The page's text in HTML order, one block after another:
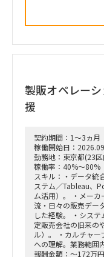
■ 担当いただくポジ
身の企画検討」
単なる進捗管理（事
IT（AI）の両面から
■ 具体的な業務内容
富裕層向けセグメン
経営・役員クラスに
のディスカッション
「バディAI」「AIロ
ールの要件定義から
（行動変容設計）ま
支店長やトップ営業
コアメンバーとタッ
ながら実効性の高い
製販オペレー
援
契約期間：1～3ヵ月
稼働開始日：
勤務地：東京都(23区
稼働率：40%～80%
スキル：・データ統
ステム／Tableau、
ム活用）。 ・メー
流・日々の販売デー
した経験。 ・シス
定販売会社の旧来の
ル）。 ・カルチャ
への理解。業務範囲
報酬金額：～172万円